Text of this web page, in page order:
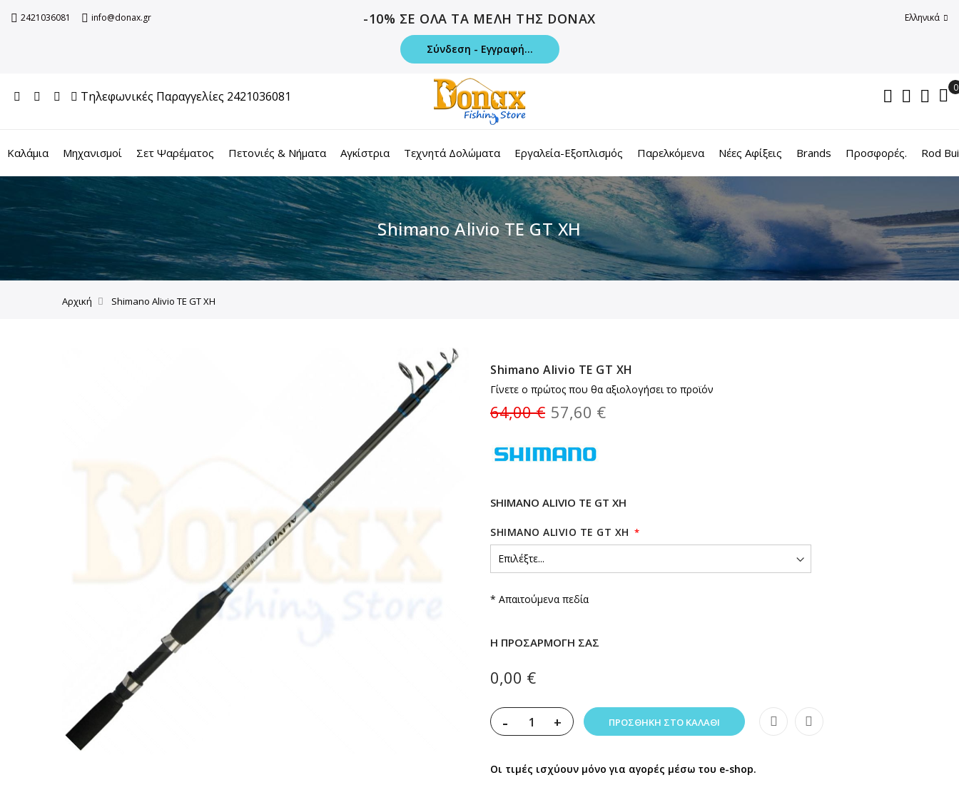
2421036081 info@donax.gr -10% ΣΕ ΟΛΑ ΤΑ ΜΕΛΗ ΤΗΣ DONAX
Σύνδεση - Εγγραφή...
Ελληνικά
Τηλεφωνικές Παραγγελίες 2421036081
Καλάμια Μηχανισμοί Σετ Ψαρέματος Πετονιές & Νήματα Αγκίστρια Τεχνητά Δολώματα Εργαλεία-Εξοπλισμός Παρελκόμενα Νέες Αφίξεις Brands Προσφορές. Rod
Shimano Alivio TE GT XH
Αρχική Shimano Alivio TE GT XH
Shimano Alivio TE GT XH
Γίνετε ο πρώτος που θα αξιολογήσει το προϊόν
57,60 €
64,00 €
SHIMANO ALIVIO TE GT XH
SHIMANO ALIVIO TE GT XH
* Απαιτούμενα πεδία
Η ΠΡΟΣΑΡΜΟΓΉ ΣΑΣ
0,00 €
- + ΠΡΟΣΘΉΚΗ ΣΤΟ ΚΑΛΆΘΙ
Οι τιμές ισχύουν μόνο για αγορές μέσω του e-shop.